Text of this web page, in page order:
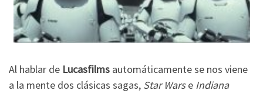
Al hablar de Lucasfilms automáticamente se nos viene
a la mente dos clásicas sagas, Star Warse Indiana